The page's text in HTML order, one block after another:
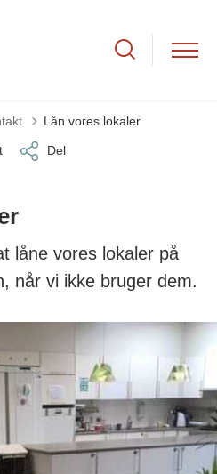
til Lån vores lokaler
Del
låne vores lokaler på
når vi ikke bruger dem.